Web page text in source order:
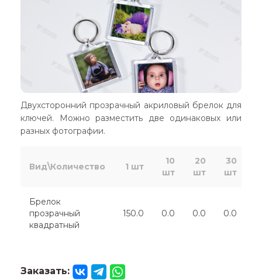
Двухсторонний прозрачный акриловый брелок для
ключей. Можно разместить две одинаковых или
разных фотографии.
Вид\Количество 1 шт
10
шт
20
шт
30
шт
Брелок
прозрачный
квадратный
150.0 0.0 0.0 0.0
Заказать: